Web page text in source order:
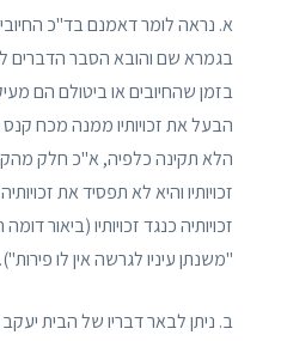
א. נראה לומר דאמנם בד"כ
בגמרא שם והובא הסבר הדברים
בזמן שהחיובים או ביטולם הם
הבעל את זכויותיו ממנה מכח
הלא תקינה כלפיה, א"כ חלק
זכויותיו והיא לא תפסיד את
זכויותיה כנגד זכויותיו (ביאור
"משנתן עיניו לגרשה אין לו פירות").
ב. ניתן לבאר דבריו של הבית